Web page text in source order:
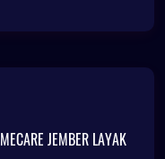
JEMBER LAYAK